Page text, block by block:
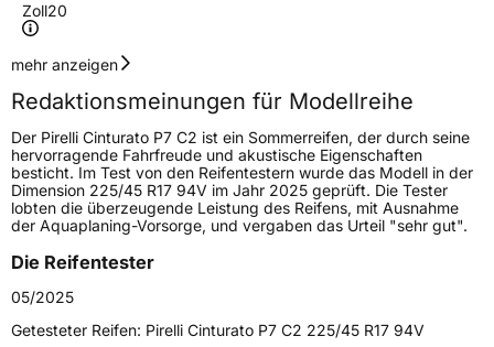
Zoll20
Geschwindigkeitsindex
Höchstgeschwindigkeit
210 km/h
Lastindex100
Höchstlast800 kg
Gewicht (in kg) 11,183 kg
FahrzeugtypPKW
mehr anzeigen
Redaktionsmeinungen für Modellreihe
Der Pirelli Cinturato P7 C2 ist ein Sommerreifen, der durch seine
hervorragende Fahrfreude und akustische Eigenschaften
besticht. Im Test von den Reifentestern wurde das Modell in der
Dimension 225/45 R17 94V im Jahr 2025 geprüft. Die Tester
lobten die überzeugende Leistung des Reifens, mit Ausnahme
der Aquaplaning-Vorsorge, und vergaben das Urteil "sehr gut".
Die Reifentester
05/2025
Getesteter Reifen: Pirelli Cinturato P7 C2 225/45 R17 94V